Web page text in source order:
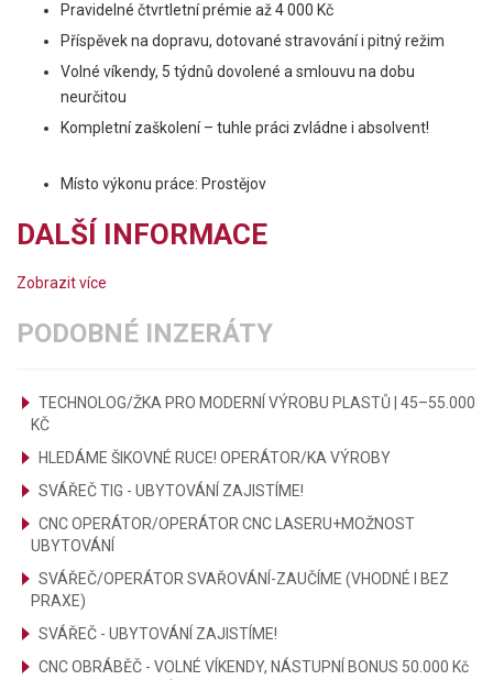
Pravidelné čtvrtletní prémie až 4 000 Kč
Příspěvek na dopravu, dotované stravování i pitný režim
Volné víkendy, 5 týdnů dovolené a smlouvu na dobu
neurčitou
Kompletní zaškolení – tuhle práci zvládne i absolvent!
Místo výkonu práce: Prostějov
DALŠÍ INFORMACE
Zobrazit více
PODOBNÉ INZERÁTY
TECHNOLOG/ŽKA PRO MODERNÍ VÝROBU PLASTŮ | 45–55.000
KČ
HLEDÁME ŠIKOVNÉ RUCE! OPERÁTOR/KA VÝROBY
SVÁŘEČ TIG - UBYTOVÁNÍ ZAJISTÍME!
CNC OPERÁTOR/OPERÁTOR CNC LASERU+MOŽNOST
UBYTOVÁNÍ
SVÁŘEČ/OPERÁTOR SVAŘOVÁNÍ-ZAUČÍME (VHODNÉ I BEZ
PRAXE)
SVÁŘEČ - UBYTOVÁNÍ ZAJISTÍME!
CNC OBRÁBĚČ - VOLNÉ VÍKENDY, NÁSTUPNÍ BONUS 50.000 Kč